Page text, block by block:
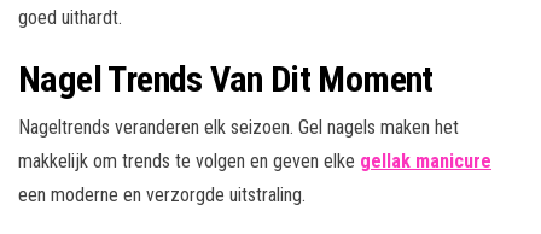
goed uithardt.
Nagel Trends Van Dit Moment
Nageltrends veranderen elk seizoen. Gel nagels maken het
makkelijk om trends te volgen en geven elke gellak manicure
een moderne en verzorgde uitstraling.